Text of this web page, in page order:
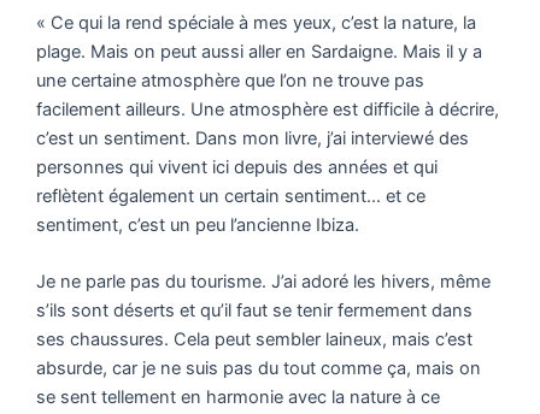
« Ce qui la rend spéciale à mes yeux, c’est la nature, la
plage. Mais on peut aussi aller en Sardaigne. Mais il y a
une certaine atmosphère que l’on ne trouve pas
facilement ailleurs. Une atmosphère est difficile à décrire,
c’est un sentiment. Dans mon livre, j’ai interviewé des
personnes qui vivent ici depuis des années et qui
reflètent également un certain sentiment… et ce
sentiment, c’est un peu l’ancienne Ibiza.
Je ne parle pas du tourisme. J’ai adoré les hivers, même
s’ils sont déserts et qu’il faut se tenir fermement dans
ses chaussures. Cela peut sembler laineux, mais c’est
absurde, car je ne suis pas du tout comme ça, mais on
se sent tellement en harmonie avec la nature à ce